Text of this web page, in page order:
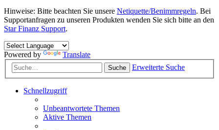
Hinweise: Bitte beachten Sie unsere Netiquette/Benimmregeln. Bei
Supportanfragen zu unseren Produkten wenden Sie sich bitte an den
Star Finanz Support.
Powered by Translate
Suche Erweiterte Suche
Schnellzugriff
Unbeantwortete Themen
Aktive Themen